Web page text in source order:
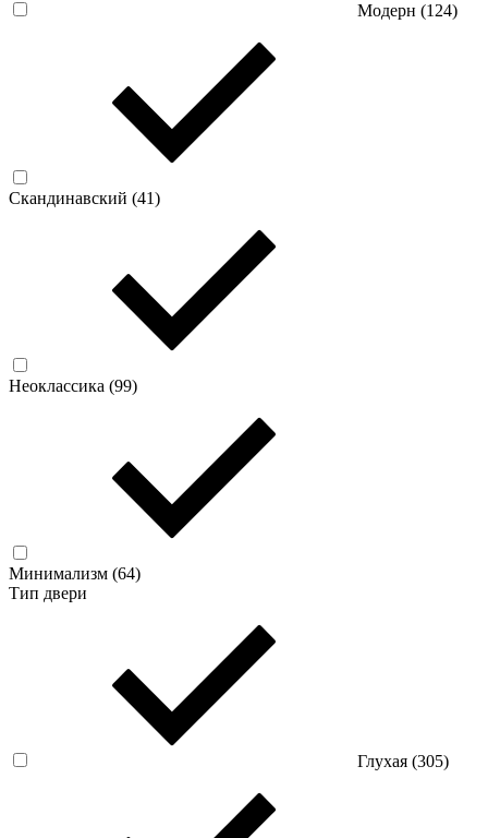
Модерн (124)
Скандинавский (41)
Неоклассика (99)
Минимализм (64)
Тип двери
Глухая (305)